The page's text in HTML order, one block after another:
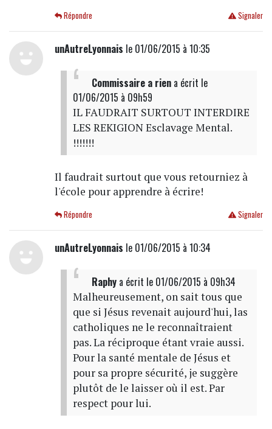
Signaler
Répondre
unAutreLyonnais le 01/06/2015 à 10:35
Commissaire a riena écrit le
01/06/2015 à 09h59
IL FAUDRAIT SURTOUT INTERDIRE
LES REKIGION Esclavage Mental.
!!!!!!!
Il faudrait surtout que vous retourniez à
l'école pour apprendre à écrire!
Signaler
Répondre
unAutreLyonnais le 01/06/2015 à 10:34
Raphya écrit le 01/06/2015 à 09h34
Malheureusement, on sait tous que
que si Jésus revenait aujourd'hui, las
catholiques ne le reconnaîtraient
pas. La réciproque étant vraie aussi.
Pour la santé mentale de Jésus et
pour sa propre sécurité, je suggère
plutôt de le laisser où il est. Par
respect pour lui.